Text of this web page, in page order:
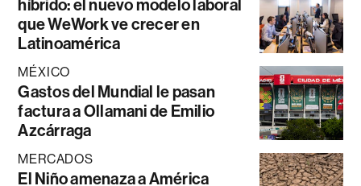
híbrido: el nuevo modelo laboral
que WeWork ve crecer en
Latinoamérica
MÉXICO
Gastos del Mundial le pasan
factura a Ollamani de Emilio
Azcárraga
MERCADOS
El Niño amenaza a América